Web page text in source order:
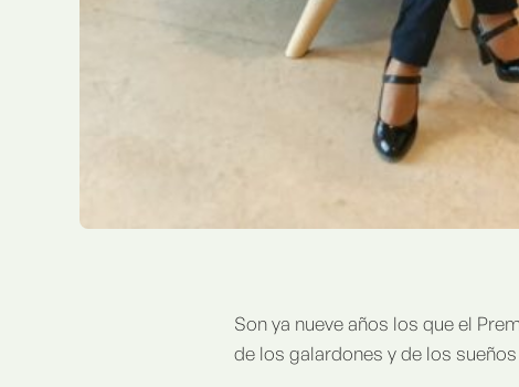
Son ya nueve años los que el
de los galardones y de los